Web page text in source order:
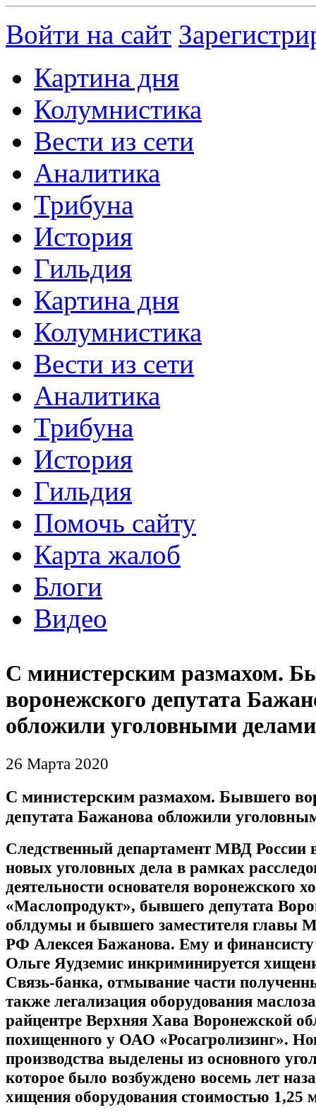
Войти на сайт
Картина дня
Колумнистика
Вести из сети
Аналитика
Трибуна
История
Гильдия
Картина дня
Колумнистика
Вести из сети
Аналитика
Трибуна
История
Гильдия
Помочь сайту
Карта жалоб
Блоги
Видео
С министерским размахом.
воронежского депутата
обложили уголовными делами
26 Марта 2020
С министерским размахом. Бывшего
депутата Бажанова обложили
Следственный департамент МВД России
новых уголовных дела в рамках
деятельности основателя воронежского
«Маслопродукт», бывшего депутата
облдумы и бывшего заместителя главы
РФ Алексея Бажанова. Ему и финансисту
Ольге Яудземис инкриминируется
Связь-банка, отмывание части
также легализация оборудования
райцентре Верхняя Хава Воронежской
похищенного у ОАО «Росагролизинг».
производства выделены из основного
которое было возбуждено восемь лет
хищения оборудования стоимостью 1,25